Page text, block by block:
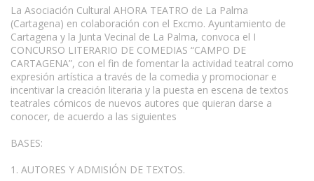
La Asociación Cultural AHORA TEATRO de La Palma
(Cartagena) en colaboración con el Excmo. Ayuntamiento de
Cartagena y la Junta Vecinal de La Palma, convoca el I
CONCURSO LITERARIO DE COMEDIAS “CAMPO DE
CARTAGENA”, con el fin de fomentar la actividad teatral como
expresión artística a través de la comedia y promocionar e
incentivar la creación literaria y la puesta en escena de textos
teatrales cómicos de nuevos autores que quieran darse a
conocer, de acuerdo a las siguientes
BASES:
1. AUTORES Y ADMISIÓN DE TEXTOS.